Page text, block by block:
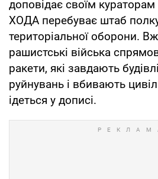
доповідає своїм
ХОДА перебуває штаб
територіальної оборони.
рашистські війська
ракети, які завдають
руйнувань і вбивають
ідеться у дописі.